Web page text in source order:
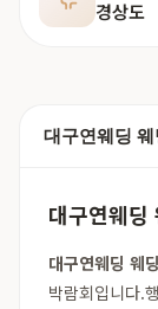
경상도
대구연웨딩
대구연웨딩
대구연웨딩 웨
박람회입니다.